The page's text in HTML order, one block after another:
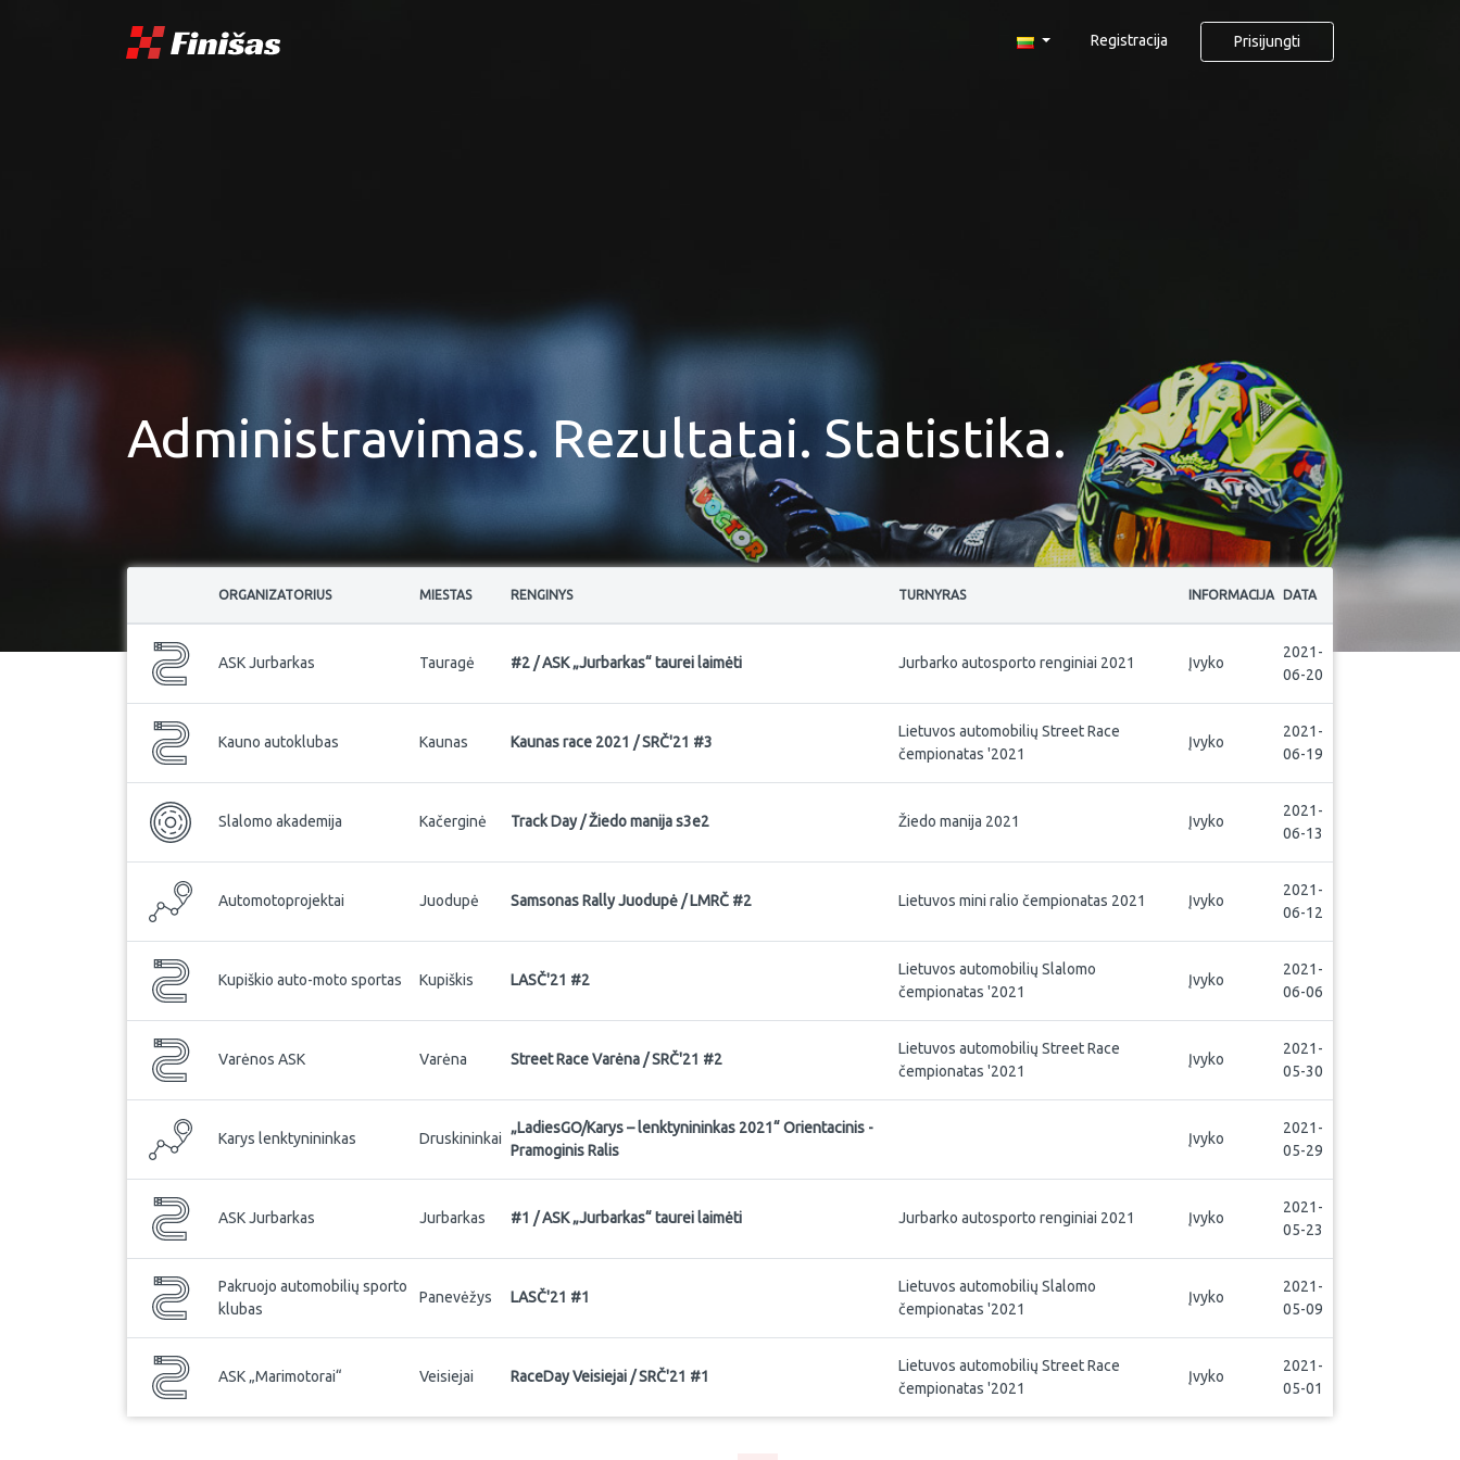
Registracija Prisijungti
Administravimas. Rezultatai. Statistika.
ORGANIZATORIUS MIESTAS RENGINYS TURNYRAS INFORMACIJA DATA
ASK Jurbarkas Tauragė #2 / ASK „Jurbarkas“ taurei laimėti Jurbarko autosporto renginiai 2021 Įvyko
2021-
06-20
Kauno autoklubas Kaunas Kaunas race 2021 / SRČ'21 #3
Lietuvos automobilių Street Race
čempionatas '2021
Įvyko
2021-
06-19
Slalomo akademija Kačerginė Track Day / Žiedo manija s3e2 Žiedo manija 2021 Įvyko
2021-
06-13
Automotoprojektai Juodupė Samsonas Rally Juodupė / LMRČ #2 Lietuvos mini ralio čempionatas 2021 Įvyko
2021-
06-12
Kupiškio auto-moto sportas Kupiškis LASČ'21 #2
Lietuvos automobilių Slalomo
čempionatas '2021
Įvyko
2021-
06-06
Varėnos ASK Varėna Street Race Varėna / SRČ'21 #2
Lietuvos automobilių Street Race
čempionatas '2021
Įvyko
2021-
05-30
Karys lenktynininkas Druskininkai
„LadiesGO/Karys – lenktynininkas 2021“ Orientacinis -
Pramoginis Ralis
Įvyko
2021-
05-29
ASK Jurbarkas Jurbarkas #1 / ASK „Jurbarkas“ taurei laimėti Jurbarko autosporto renginiai 2021 Įvyko
2021-
05-23
Pakruojo automobilių sporto
klubas
Panevėžys LASČ'21 #1
Lietuvos automobilių Slalomo
čempionatas '2021
Įvyko
2021-
05-09
ASK „Marimotorai“ Veisiejai RaceDay Veisiejai / SRČ'21 #1
Lietuvos automobilių Street Race
čempionatas '2021
Įvyko
2021-
05-01